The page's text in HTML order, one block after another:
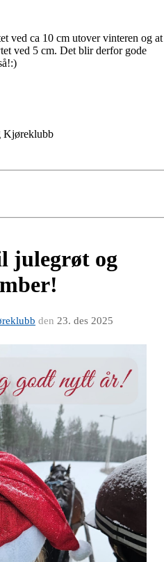
ved ca 10 cm utover vinteren og at
ved 5 cm. Det blir derfor gode
Kjøreklubb
julegrøt og
den 23. des 2025